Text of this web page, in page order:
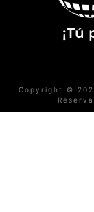
¡Tú
Copyright ©